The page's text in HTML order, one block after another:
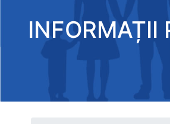
INFORMAȚII